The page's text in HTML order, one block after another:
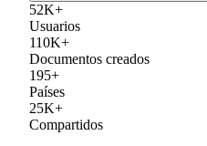
52K+
Usuarios
110K+
Documentos creados
195+
Países
25K+
Compartidos